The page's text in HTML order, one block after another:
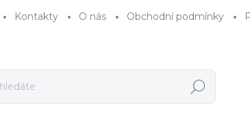
Kontakty O nás Obchodní podmínky
Hledat